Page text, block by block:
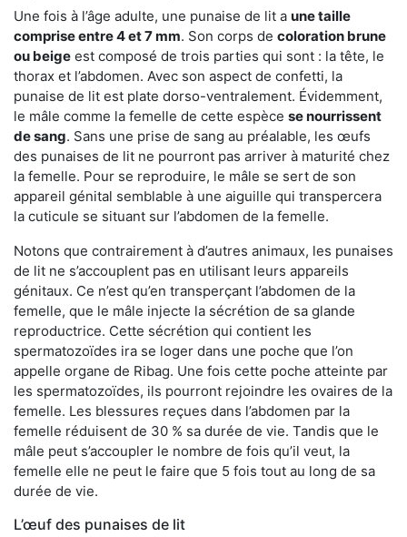
Une fois à l’âge adulte, une punaise de lit a une taille
comprise entre 4 et 7 mm. Son corps de coloration brune
ou beige est composé de trois parties qui sont : la tête, le
thorax et l’abdomen. Avec son aspect de confetti, la
punaise de lit est plate dorso-ventralement. Évidemment,
le mâle comme la femelle de cette espèce se nourrissent
de sang. Sans une prise de sang au préalable, les œufs
des punaises de lit ne pourront pas arriver à maturité chez
la femelle. Pour se reproduire, le mâle se sert de son
appareil génital semblable à une aiguille qui transpercera
la cuticule se situant sur l’abdomen de la femelle.
Notons que contrairement à d’autres animaux, les punaises
de lit ne s’accouplent pas en utilisant leurs appareils
génitaux. Ce n’est qu’en transperçant l’abdomen de la
femelle, que le mâle injecte la sécrétion de sa glande
reproductrice. Cette sécrétion qui contient les
spermatozoïdes ira se loger dans une poche que l’on
appelle organe de Ribag. Une fois cette poche atteinte par
les spermatozoïdes, ils pourront rejoindre les ovaires de la
femelle. Les blessures reçues dans l’abdomen par la
femelle réduisent de 30 % sa durée de vie. Tandis que le
mâle peut s’accoupler le nombre de fois qu’il veut, la
femelle elle ne peut le faire que 5 fois tout au long de sa
durée de vie.
L’œuf des punaises de lit